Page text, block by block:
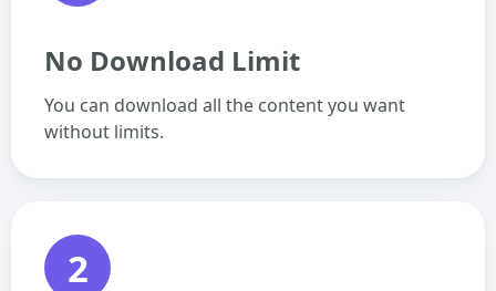
No Download Limit
You can download all the content you want
without limits.
2